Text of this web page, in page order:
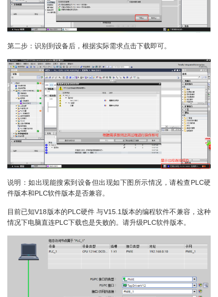
第二步：识别到设备后，根据实际需求点击下载即可。
说明：如出现能搜索到设备但出现如下图所示情况，请检查PLC硬
件版本和PLC软件版本是否兼容。
目前已知V18版本的PLC硬件 与V15.1版本的编程软件不兼容，这种
情况下电脑直连PLC下载也是失败的。请升级PLC软件版本。